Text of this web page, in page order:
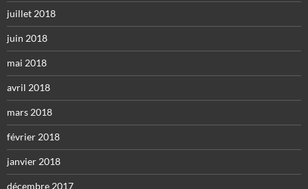
juillet 2018
juin 2018
mai 2018
avril 2018
mars 2018
février 2018
janvier 2018
décembre 2017